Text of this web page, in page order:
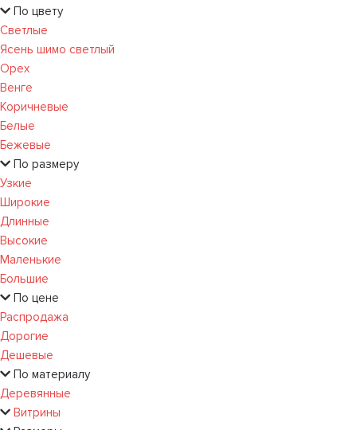
По цвету
Светлые
Ясень шимо светлый
Орех
Венге
Коричневые
Белые
Бежевые
По размеру
Узкие
Широкие
Длинные
Высокие
Маленькие
Большие
По цене
Распродажа
Дорогие
Дешевые
По материалу
Деревянные
Витрины